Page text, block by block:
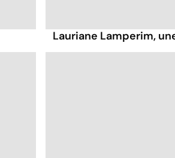
Lauriane Lamperim,